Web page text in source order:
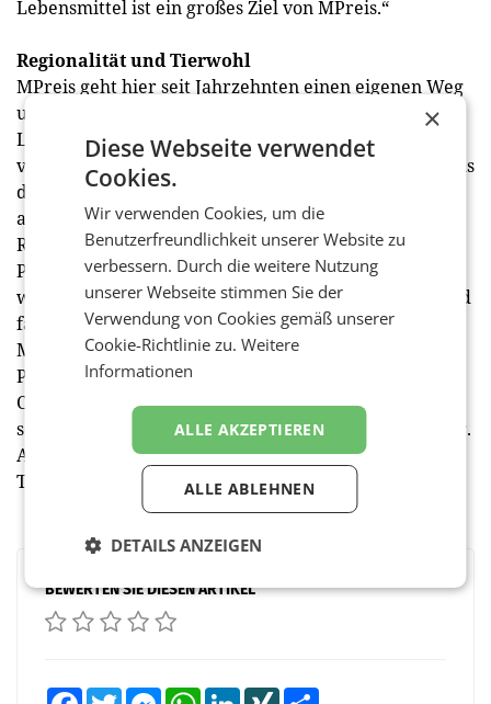
Lebensmittel ist ein großes Ziel von MPreis.“
Regionalität und Tierwohl
MPreis geht hier seit Jahrzehnten einen eigenen Weg
und setzte bereits auf regionale Partnerschaften und
Lieferanten bevor das Thema der Regionalität en
vogue und in aller Munde war. Die Anstrengungen aus
der Vergangenheit erweisen sich insbesondere jetzt
als hilfreich. Es besteht eine starke Vernetzung in der
Region. „Wir sind zudem bestrebt, regionale
Partnerschaften mit Klein- und Mittelbetrieben
weiter zu stärken, setzen auf regionale Kreisläufe und
faire Kooperationen mit Betrieben vor Ort“, so
Martina Dutzler. Auch die hauseigenen
Produktionsbetriebe Alpenmetzgerei, I LIKE
Convenience Küche und der Bäckerei Therese Mölk
setzen auf regionale Rohstoffe und lokale Herstellung.
Alle drei Produktionsbetriebe befinden sich in Völs in
Tirol. (red)
BEWERTEN SIE DIESEN ARTIKEL
FacebookTwitter MessengerWhatsAppLinkedInXING
×
Diese Webseite verwendet
Cookies.
Wir verwenden Cookies, um die
Benutzerfreundlichkeit unserer Website zu
verbessern. Durch die weitere Nutzung
unserer Webseite stimmen Sie der
Verwendung von Cookies gemäß unserer
Cookie-Richtlinie zu.Weitere
Informationen
ALLE AKZEPTIEREN
ALLE ABLEHNEN
DETAILS ANZEIGEN